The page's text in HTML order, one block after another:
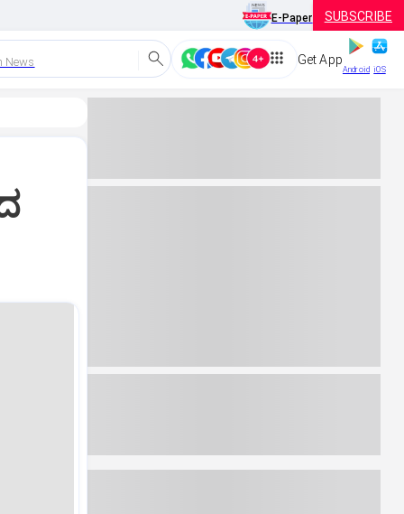
E-Paper SUBSCRIBE
News Get App
Android iOS